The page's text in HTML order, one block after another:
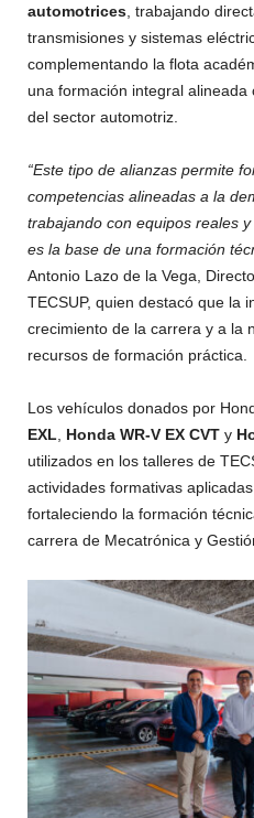
automotrices , trabajando
transmisiones y sistemas
complementando la flota
una formación integral
del sector automotriz.
“Este tipo de alianzas permite
competencias alineadas a la
trabajando con equipos reales
es la base de una formación
Antonio Lazo de la Vega,
TECSUP, quien destacó que la
crecimiento de la carrera y a la
recursos de formación práctica.
Los vehículos donados por
EXL
Honda WR-V EX CVT y
utilizados en los talleres de
actividades formativas
fortaleciendo la formación
carrera de Mecatrónica y